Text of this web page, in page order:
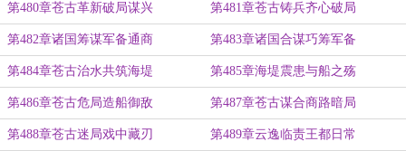
第480章苍古革新破局谋兴 第481章苍古铸兵齐心破局
第482章诸国筹谋军备通商 第483章诸国合谋巧筹军备
第484章苍古治水共筑海堤 第485章海堤震患与船之殇
第486章苍古危局造船御敌 第487章苍古谋合商路暗局
第488章苍古迷局戏中藏刃 第489章云逸临责王都日常